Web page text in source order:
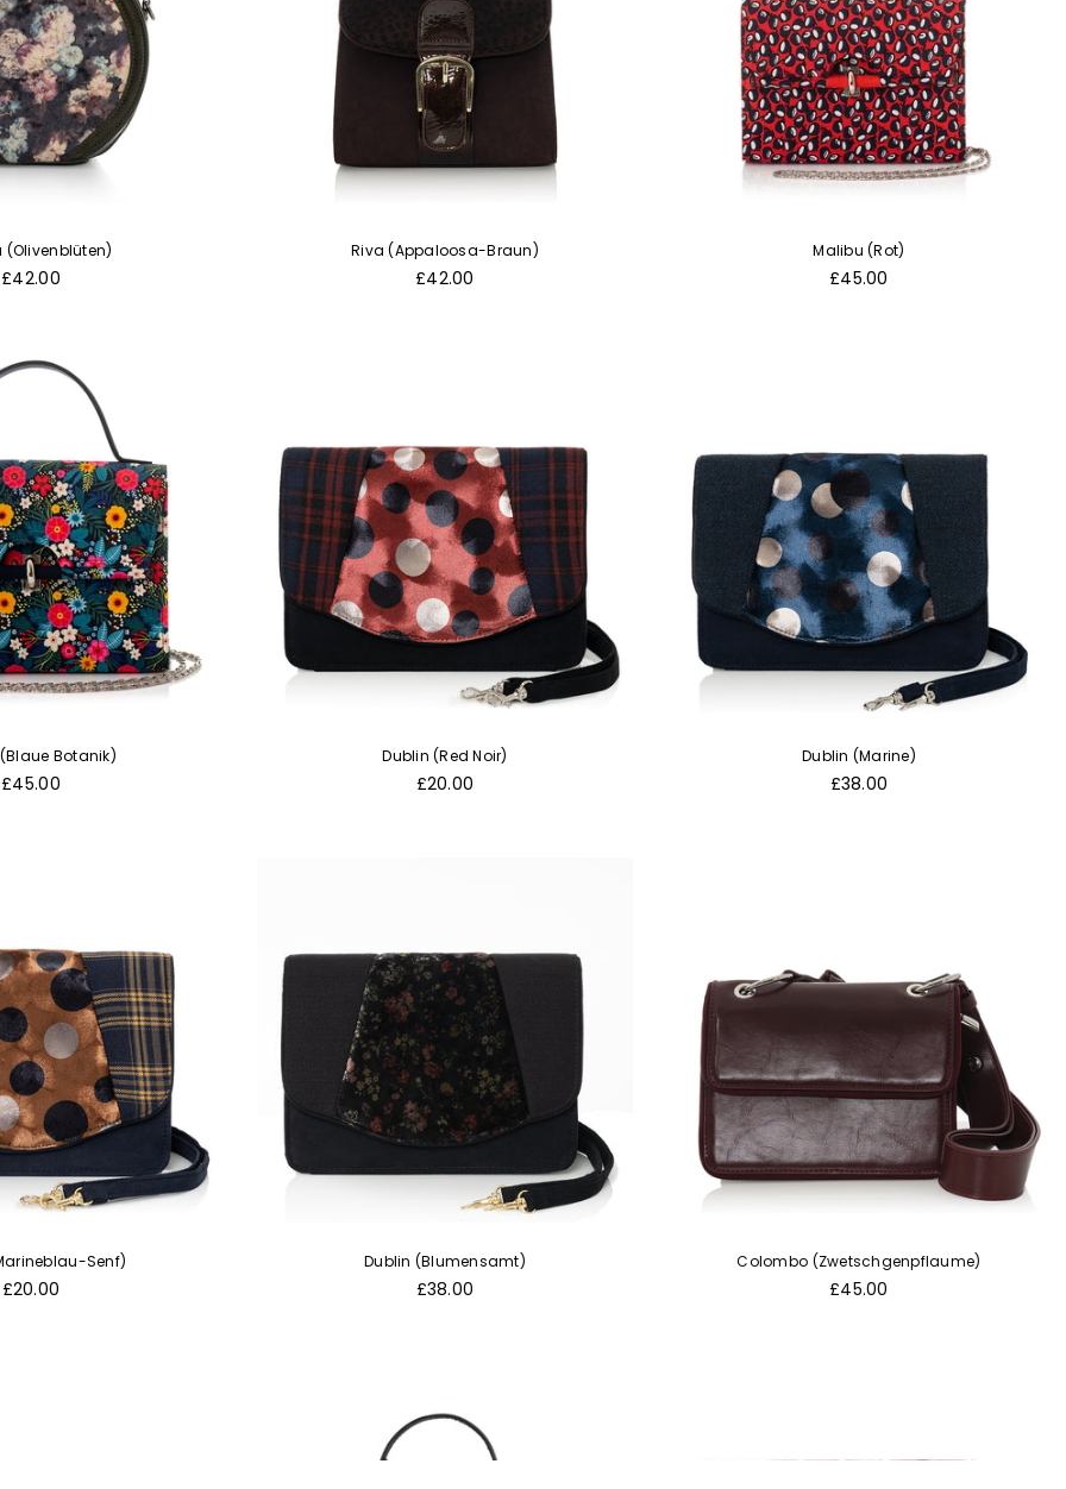
(Olivenblüten)
Normaler
£42.00
Riva (Appaloosa-Braun)
Normaler
£42.00
Malibu (Rot)
Normaler
£45.00
Botanik)
Normaler
£45.00
Dublin (Red Noir)
Normaler
£20.00
Dublin (Marine)
Normaler
£38.00
Senf)
Normaler
£20.00
Dublin (Blumensamt)
Normaler
£38.00
Colombo (Zwetschgenpflaume)
Normaler
£45.00